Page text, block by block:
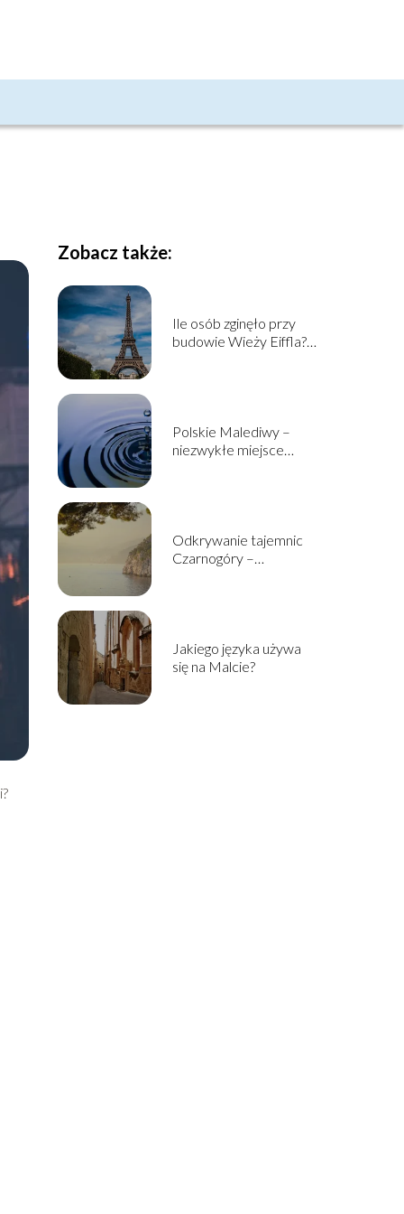
Zobacz także:
Ile osób zginęło przy
budowie Wieży Eiffla?
Polskie Malediwy –
niezwykłe miejsce
Odkrywanie tajemnic
Czarnogóry –
Jakiego języka używa
się na Malcie?